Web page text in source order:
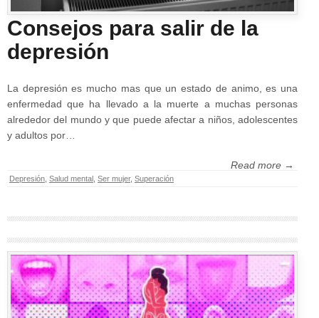
Consejos para salir de la
depresión
La depresión es mucho mas que un estado de animo, es una
enfermedad que ha llevado a la muerte a muchas personas
alrededor del mundo y que puede afectar a niños, adolescentes
y adultos por…
Read more →
Depresión Salud mental Ser mujer, Superación